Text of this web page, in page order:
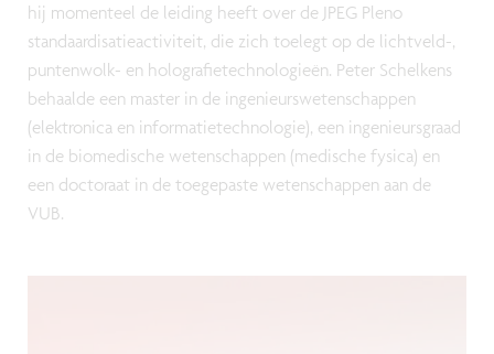
hij momenteel de leiding heeft over de JPEG Pleno
standaardisatieactiviteit, die zich toelegt op de lichtveld-,
puntenwolk- en holografietechnologieën. Peter Schelkens
behaalde een master in de ingenieurswetenschappen
(elektronica en informatietechnologie), een ingenieursgraad
in de biomedische wetenschappen (medische fysica) en
een doctoraat in de toegepaste wetenschappen aan de
VUB.